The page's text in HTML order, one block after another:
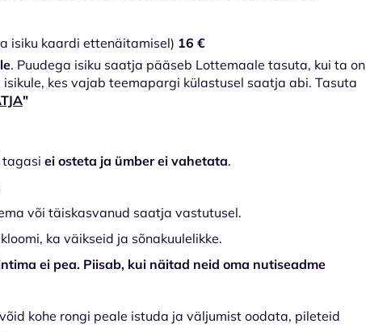
isiku kaardi ettenäitamisel) 16 €
. Puudega isiku saatja pääseb Lottemaale tasuta, kui ta on
kes vajab teemapargi külastusel saatja abi. Tasuta
"
tagasi ei osteta ja ümber ei vahetata.
või täiskasvanud saatja vastutusel.
ka väikseid ja sõnakuulelikke.
ei pea. Piisab, kui näitad neid oma nutiseadme
kohe rongi peale istuda ja väljumist oodata, pileteid